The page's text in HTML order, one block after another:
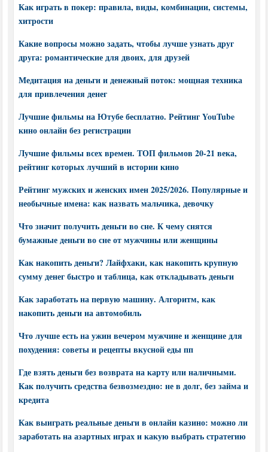
Как играть в покер: правила, виды, комбинации, системы,
хитрости
Какие вопросы можно задать, чтобы лучше узнать друг
друга: романтические для двоих, для друзей
Медитация на деньги и денежный поток: мощная техника
для привлечения денег
Лучшие фильмы на Ютубе бесплатно. Рейтинг YouTube
кино онлайн без регистрации
Лучшие фильмы всех времен. ТОП фильмов 20-21 века,
рейтинг которых лучший в истории кино
Рейтинг мужских и женских имен 2025/2026. Популярные и
необычные имена: как назвать мальчика, девочку
Что значит получить деньги во сне. К чему снятся
бумажные деньги во сне от мужчины или женщины
Как накопить деньги? Лайфхаки, как накопить крупную
сумму денег быстро и таблица, как откладывать деньги
Как заработать на первую машину. Алгоритм, как
накопить деньги на автомобиль
Что лучше есть на ужин вечером мужчине и женщине для
похудения: советы и рецепты вкусной еды пп
Где взять деньги без возврата на карту или наличными.
Как получить средства безвозмездно: не в долг, без займа и
кредита
Как выиграть реальные деньги в онлайн казино: можно ли
заработать на азартных играх и какую выбрать стратегию